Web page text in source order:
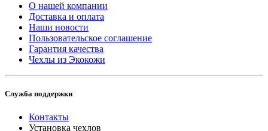
О нашей компании
Доставка и оплата
Наши новости
Пользовательское соглашение
Гарантия качества
Чехлы из Экокожи
Служба поддержки
Контакты
Установка чехлов